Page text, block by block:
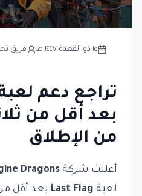
فريق
١٥ ذو القعدة ١٤٤٧ هـ
بعد أقل من
من الإطلاق
أعلنت شركة Dragons
لعبة Last Flag بعد أقل